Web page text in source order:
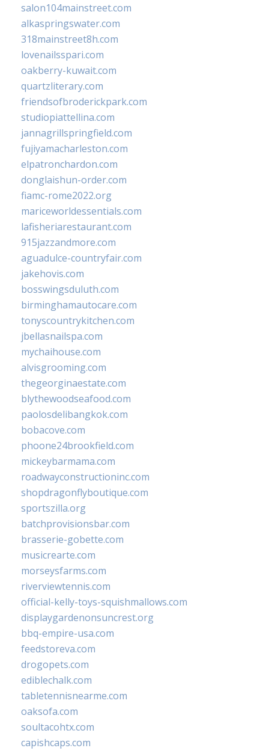
salon104mainstreet.com
alkaspringswater.com
318mainstreet8h.com
lovenailsspari.com
oakberry-kuwait.com
quartzliterary.com
friendsofbroderickpark.com
studiopiattellina.com
jannagrillspringfield.com
fujiyamacharleston.com
elpatronchardon.com
donglaishun-order.com
fiamc-rome2022.org
mariceworldessentials.com
lafisheriarestaurant.com
915jazzandmore.com
aguadulce-countryfair.com
jakehovis.com
bosswingsduluth.com
birminghamautocare.com
tonyscountrykitchen.com
jbellasnailspa.com
mychaihouse.com
alvisgrooming.com
thegeorginaestate.com
blythewoodseafood.com
paolosdelibangkok.com
bobacove.com
phoone24brookfield.com
mickeybarmama.com
roadwayconstructioninc.com
shopdragonflyboutique.com
sportszilla.org
batchprovisionsbar.com
brasserie-gobette.com
musicrearte.com
morseysfarms.com
riverviewtennis.com
official-kelly-toys-squishmallows.com
displaygardenonsuncrest.org
bbq-empire-usa.com
feedstoreva.com
drogopets.com
ediblechalk.com
tabletennisnearme.com
oaksofa.com
soultacohtx.com
capishcaps.com